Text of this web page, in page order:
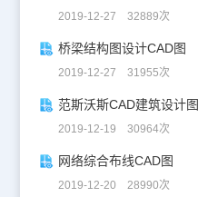
2019-12-27 32889次
桥梁结构图设计CAD图
2019-12-27 31955次
范斯沃斯CAD建筑设计图
2019-12-19 30964次
网络综合布线CAD图
2019-12-20 28990次